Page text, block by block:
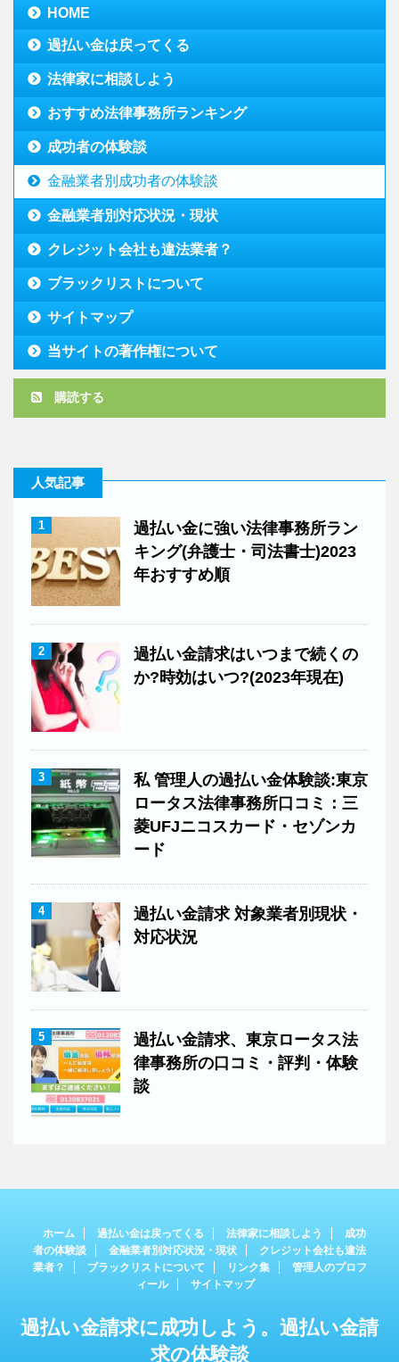
HOME
過払い金は戻ってくる
法律家に相談しよう
おすすめ法律事務所ランキング
成功者の体験談
金融業者別成功者の体験談
金融業者別対応状況・現状
クレジット会社も違法業者？
ブラックリストについて
サイトマップ
当サイトの著作権について
購読する
人気記事
1
過払い金に強い法律事務所ラン
キング(弁護士・司法書士)2023
年おすすめ順
2
過払い金請求はいつまで続くの
か?時効はいつ?(2023年現在)
3
私 管理人の過払い金体験談:東京
ロータス法律事務所口コミ：三
菱UFJニコスカード・セゾンカ
ード
4
過払い金請求 対象業者別現状・
対応状況
5
過払い金請求、東京ロータス法
律事務所の口コミ・評判・体験
談
ホーム 過払い金は戻ってくる 法律家に相談しよう
成功
者の体験談
金融業者別対応状況・現状
クレジット会社も違法
業者？
ブラックリストについて リンク集
管理人のプロフ
ィール
サイトマップ
過払い金請求に成功しよう。過払い金請
求の体験談